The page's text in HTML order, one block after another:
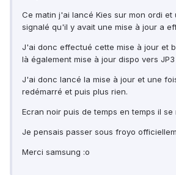
Ce matin j'ai lancé Kies sur mon ordi et
signalé qu'il y avait une mise à jour a
J'ai donc effectué cette mise à jour et
là également mise à jour dispo vers JP3
J'ai donc lancé la mise à jour et une
redémarré et puis plus rien.
Ecran noir puis de temps en temps il se
Je pensais passer sous froyo
Merci samsung :o